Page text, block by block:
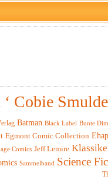
Cobie
Batman Black Label Bunte
Egmont Comic Collection
Comics Jeff Lemire
Sammelband Science